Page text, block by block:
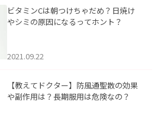
ビタミンCは朝つけちゃだめ？日焼け
やシミの原因になるってホント？
2021.09.22
【教えてドクター】防風通聖散の効果
や副作用は？長期服用は危険なの？